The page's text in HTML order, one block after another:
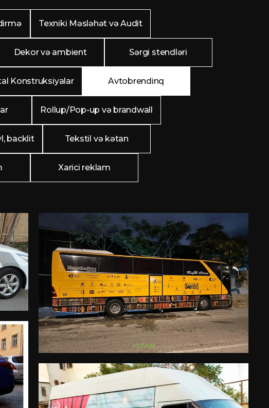
Texniki Məsləhət və Audit
Dekor və ambient Sərgi stendləri
Konstruksiyalar Avtobrendinq
Rollup/Pop-up və brandwall
backlit Tekstil və kətan
Xarici reklam